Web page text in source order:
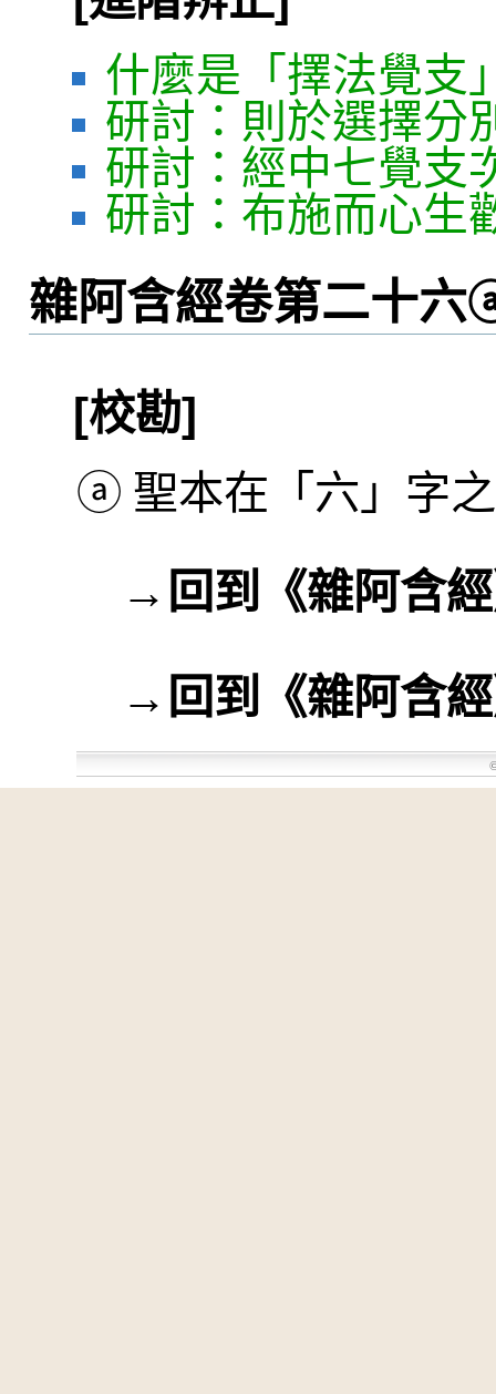
什麼是「擇法覺支
研討：則於選擇分
研討：經中七覺支
研討：布施而心生
雜阿含經卷第二十六
[校勘]
ⓐ 聖本在「六」字
→ 回到《雜阿含
→ 回到《雜阿含